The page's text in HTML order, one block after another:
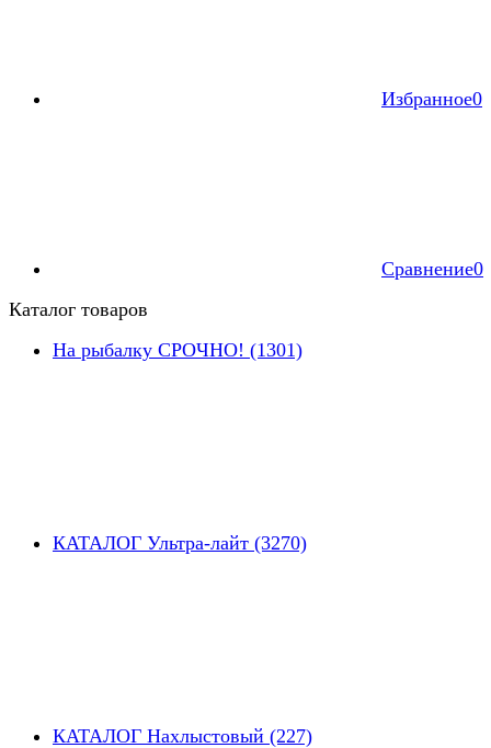
Избранное0
Сравнение0
Каталог товаров
На рыбалку СРОЧНО! (1301)
КАТАЛОГ Ультра-лайт (3270)
КАТАЛОГ Нахлыстовый (227)